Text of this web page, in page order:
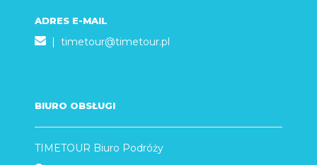
ADRES E-MAIL
| timetour@timetour.pl
BIURO OBSŁUGI
TIMETOUR Biuro Podróży